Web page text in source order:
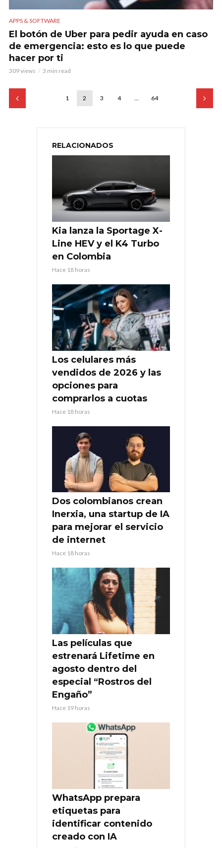
APPS & SOFTWARE
El botón de Uber para pedir ayuda en caso
de emergencia: esto es lo que puede
hacer por ti
309 views 3 min read
1 2 3 4 … 64
RELACIONADOS
Kia lanza la Sportage X-
Line HEV y el K4 Turbo
en Colombia
Hace 18 horas
Los celulares más
vendidos de 2026 y las
opciones para
comprarlos a cuotas
Hace 18 horas
Dos colombianos crean
Inerxia, una startup de IA
para mejorar el servicio
de internet
Hace 18 horas
Las películas que
estrenará Lifetime en
agosto dentro del
especial “Rostros del
Engaño”
Hace 19 horas
WhatsApp prepara
etiquetas para
identificar contenido
creado con IA